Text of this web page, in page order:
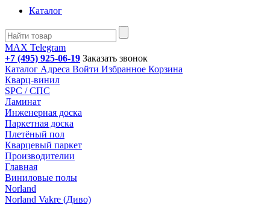
Каталог
MAX Telegram
+7 (495) 925-06-19 Заказать звонок
Каталог Адреса Войти Избранное Корзина
Кварц-винил
SPC / СПС
Ламинат
Инженерная доска
Паркетная доска
Плетёный пол
Кварцевый паркет
Производителии
Главная
Виниловые полы
Norland
Norland Vakre (Диво)